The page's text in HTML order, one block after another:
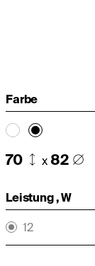
Farbe
70 x 82
Leistung , W
12